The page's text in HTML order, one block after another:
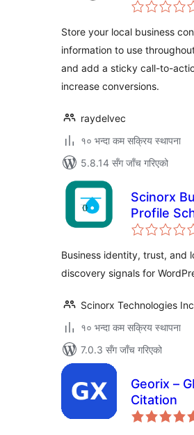
Store your local business
information to use
and add a sticky call-to-
increase conversions.
raydelvec
१० भन्दा कम सक्रिय स्थापना
5.8.14 सँग जाँच गरिएको
Scinorx
Profile
Business identity, trust, and
discovery signals for
Scinorx Technologies Inc
१० भन्दा कम सक्रिय स्थापना
7.0.3 सँग जाँच गरिएको
Georix –
Citation